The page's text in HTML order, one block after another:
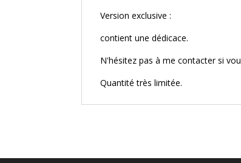
Version exclusive :
contient une dédicace.
N'hésitez pas à me contacter si
Quantité très limitée.